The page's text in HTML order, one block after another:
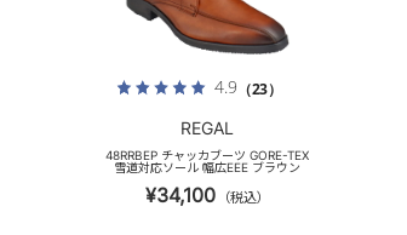
4.9 （23）
REGAL
48RRBEP チャッカブーツ GORE-TEX
雪道対応ソール 幅広EEE ブラウン
¥34,100 （税込）